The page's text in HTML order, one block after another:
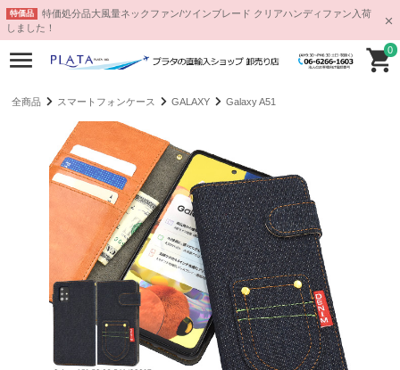
特価品
特価処分品大風量ネックファン/ツインブレード クリアハンディファン入荷
しました！
0
全商品 スマートフォンケース GALAXY Galaxy A51